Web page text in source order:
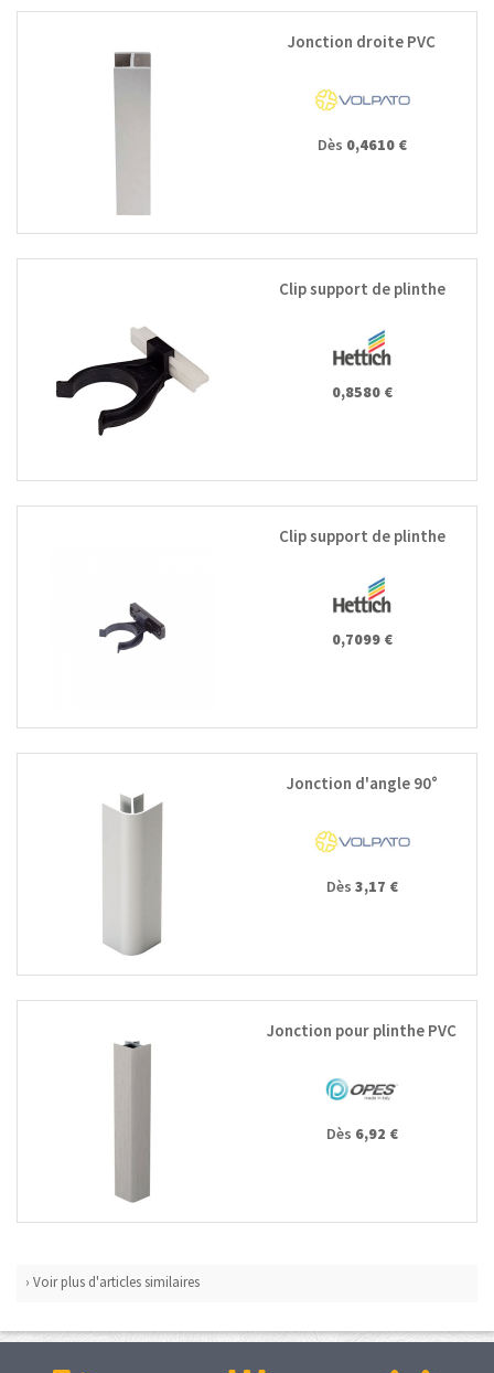
Jonction droite PVC
Dès 0,4610 €
Clip support de plinthe
0,8580 €
Clip support de plinthe
0,7099 €
Jonction d'angle 90°
Dès 3,17 €
Jonction pour plinthe PVC
Dès 6,92 €
› Voir plus d'articles similaires